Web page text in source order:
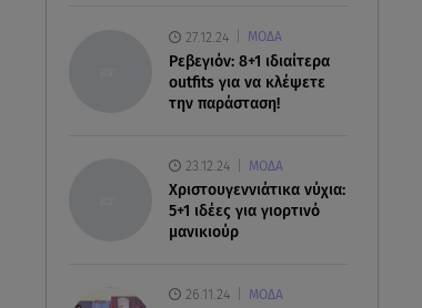
27.12.24 ΜΟΔΑ
Ρεβεγιόν: 8+1 ιδιαίτερα
outfits για να κλέψετε
την παράσταση!
23.12.24 ΜΟΔΑ
Χριστουγεννιάτικα νύχια:
5+1 ιδέες για γιορτινό
μανικιούρ
26.11.24 ΜΟΔΑ